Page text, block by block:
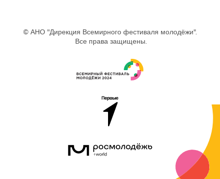
© АНО "Дирекция Всемирного фестиваля молодёжи".
Все права защищены.